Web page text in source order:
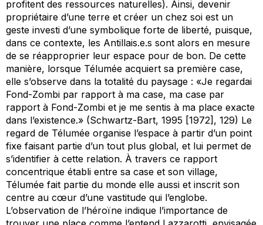
profitent des ressources naturelles). Ainsi, devenir
propriétaire d’une terre et créer un chez soi est un
geste investi d’une symbolique forte de liberté, puisque,
dans ce contexte, les Antillais.e.s sont alors en mesure
de se réapproprier leur espace pour de bon. De cette
manière, lorsque Télumée acquiert sa première case,
elle s’observe dans la totalité du paysage : «Je regardai
Fond-Zombi par rapport à ma case, ma case par
rapport à Fond-Zombi et je me sentis à ma place exacte
dans l’existence.» (Schwartz-Bart, 1995 [1972], 129) Le
regard de Télumée organise l’espace à partir d’un point
fixe faisant partie d’un tout plus global, et lui permet de
s’identifier à cette relation. À travers ce rapport
concentrique établi entre sa case et son village,
Télumée fait partie du monde elle aussi et inscrit son
centre au cœur d’une vastitude qui l’englobe.
L’observation de l’héroïne indique l’importance de